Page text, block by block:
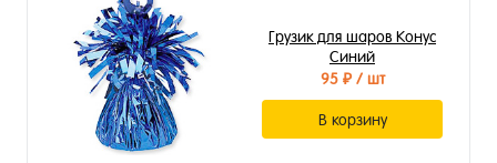
Грузик для шаров Конус
Синий
95 ₽/ шт
В корзину